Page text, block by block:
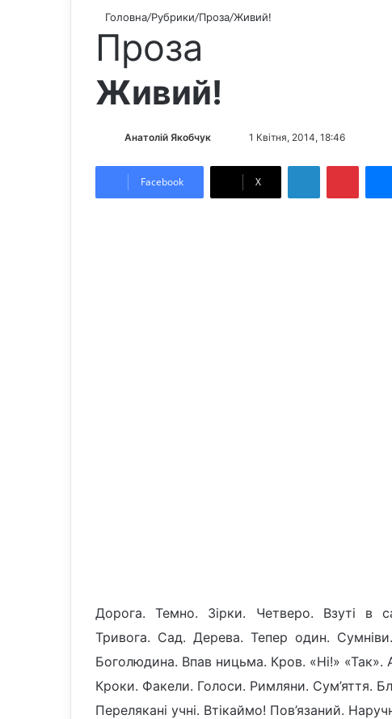
Головна/Рубрики/Проза/Живий!
Проза
Живий!
Анатолій Якобчук
l d
1 Квітня, 2014, 18:46
Facebook X
Дорога. Темно. Зірки. Четверо. Взуті в
Тривога. Сад. Дерева. Тепер один.
Боголюдина. Впав ницьма. Кров. «Ні!» «Так».
Кроки. Факели. Голоси. Римляни. Сум’яття.
Перелякані учні. Втікаймо! Пов’язаний.